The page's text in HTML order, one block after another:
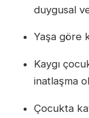
duygusal
Yaşa göre
Kaygı
inatlaşma
Çocukta